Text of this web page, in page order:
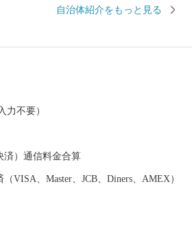
、市域に関西国際空港の約1/3を含みま
部においては、玉ねぎ、水なす、里
にある両漁港では大阪湾でとれた新鮮
岸部にはSENNAN LONGPARK（泉南ロ
わいを創出し、レクリエーションゾー
自治体紹介をもっと見る
力不要）
済）通信料金合算
VISA、Master、JCB、Diners、AMEX）